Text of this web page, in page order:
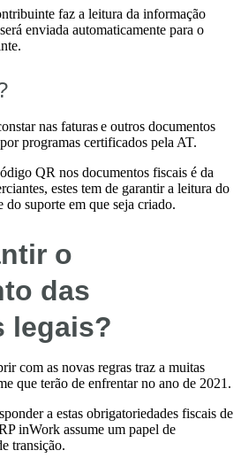
faz a leitura da informação
enviada automaticamente para o
nas faturas e outros documentos
programas certificados pela AT.
QR nos documentos fiscais é da
estes tem de garantir a leitura do
do suporte em que seja criado.
o
das
legais?
com as novas regras traz a muitas
que terão de enfrentar no ano de 2021.
a estas obrigatoriedades fiscais de
inWork assume um papel de
transição.